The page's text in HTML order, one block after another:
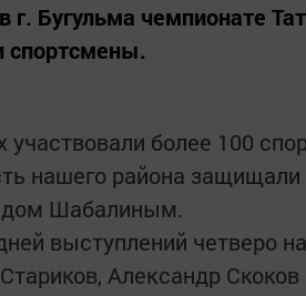
Бугульма чемпионате
спортсмены.
участвовали более 100
нашего района защищали
Шабалиным.
выступлений четверо
Александр